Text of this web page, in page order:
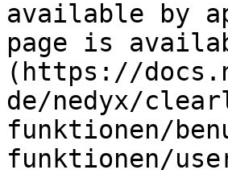
available by
page is
(https://
de/nedyx/
funktionen/
funktionen/